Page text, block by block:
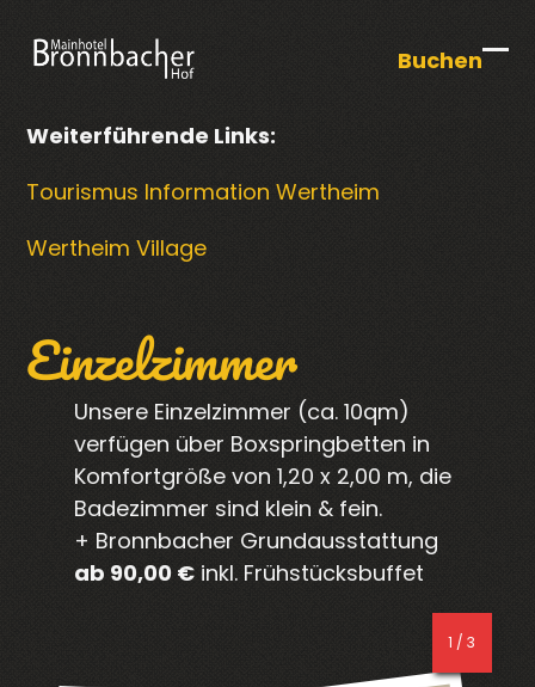
Buchen
Weiterführende Links:
Tourismus Information Wertheim
Wertheim Village
Einzelzimmer
Unsere Einzelzimmer (ca. 10qm)
verfügen über Boxspringbetten in
Komfortgröße von 1,20 x 2,00 m, die
Badezimmer sind klein & fein.
+ Bronnbacher Grundausstattung
ab 90,00 € inkl. Frühstücksbuffet
2 / 3